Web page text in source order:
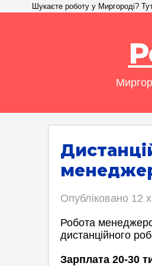
Шукаєте роботу у Миргороді?
Опубліковано 12
Робота
дистанційного
Зарплата 20-30